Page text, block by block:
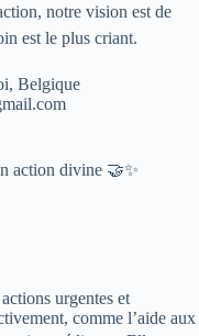
notre vision est de
est le plus criant.
Belgique
action divine 🤝✨
urgentes et
comme l’aide aux